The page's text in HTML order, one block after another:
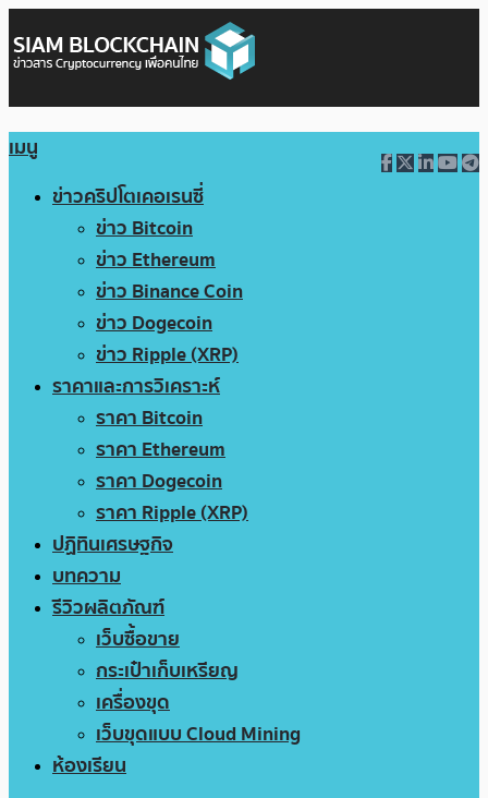
เมนู
ข่าวคริปโตเคอเรนซี่
ข่าว Bitcoin
ข่าว Ethereum
ข่าว Binance Coin
ข่าว Dogecoin
ข่าว Ripple (XRP)
ราคาและการวิเคราะห์
ราคา Bitcoin
ราคา Ethereum
ราคา Dogecoin
ราคา Ripple (XRP)
ปฏิทินเศรษฐกิจ
บทความ
รีวิวผลิตภัณฑ์
เว็บซื้อขาย
กระเป๋าเก็บเหรียญ
เครื่องขุด
เว็บขุดแบบ Cloud Mining
ห้องเรียน